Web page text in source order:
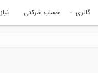
گالری حساب شرکتی